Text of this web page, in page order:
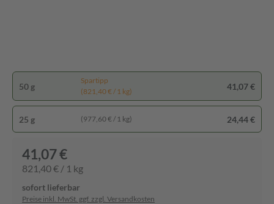
50 g
Spartipp
(821,40 € / 1 kg)
41,07 €
25 g (977,60 € / 1 kg) 24,44 €
41,07 €
821,40 € / 1 kg
sofort lieferbar
Preise inkl. MwSt. ggf. zzgl. Versandkosten